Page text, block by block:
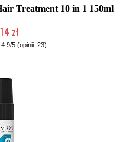
Treatment 10 in 1 150ml
zł
w 24h)
4.9/5 (opinii: 23)